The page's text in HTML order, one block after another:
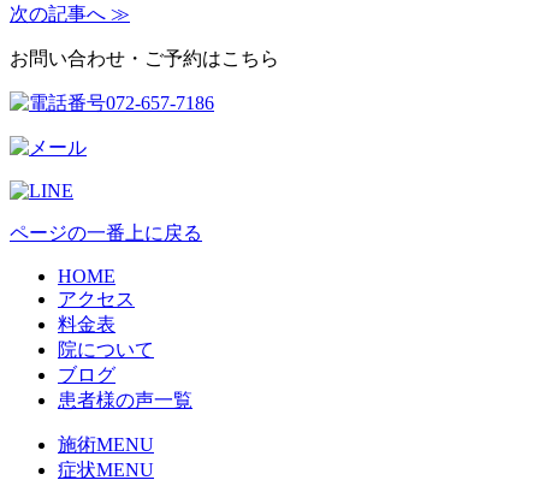
次の記事へ ≫
お問い合わせ・ご予約はこちら
ページの一番上に戻る
HOME
アクセス
料金表
院について
ブログ
患者様の声一覧
施術MENU
症状MENU